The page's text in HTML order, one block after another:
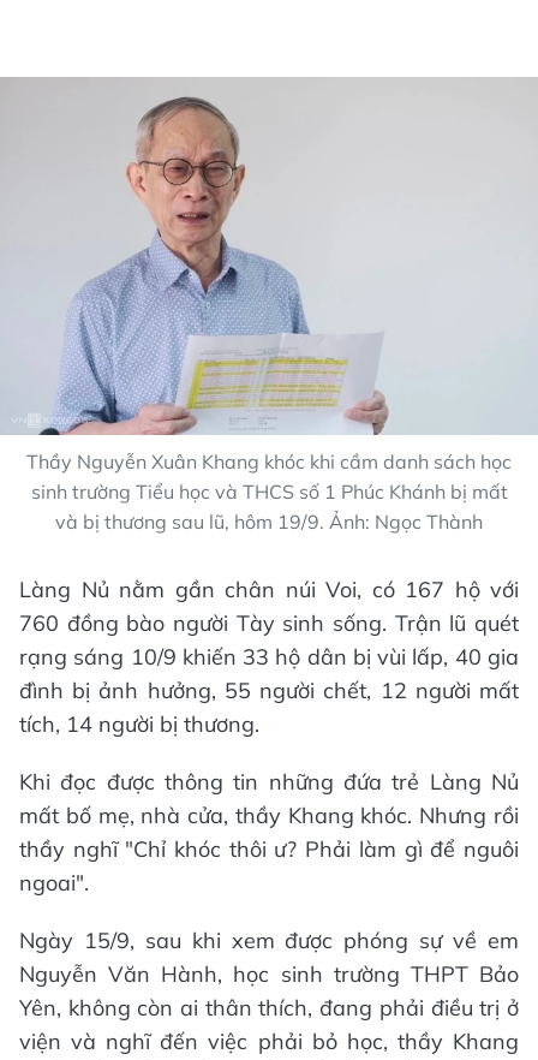
Thầy Nguyễn Xuân Khang khóc khi cầm danh sách học
sinh trường Tiểu học và THCS số 1 Phúc Khánh bị mất
và bị thương sau lũ, hôm 19/9. Ảnh: Ngọc Thành
Làng Nủ nằm gần chân núi Voi, có 167 hộ với
760 đồng bào người Tày sinh sống. Trận lũ quét
rạng sáng 10/9 khiến 33 hộ dân bị vùi lấp, 40 gia
đình bị ảnh hưởng, 55 người chết, 12 người mất
tích, 14 người bị thương.
Khi đọc được thông tin những đứa trẻ Làng Nủ
mất bố mẹ, nhà cửa, thầy Khang khóc. Nhưng rồi
thầy nghĩ "Chỉ khóc thôi ư? Phải làm gì để nguôi
ngoai".
Ngày 15/9, sau khi xem được phóng sự về em
Nguyễn Văn Hành, học sinh trường THPT Bảo
Yên, không còn ai thân thích, đang phải điều trị ở
viện và nghĩ đến việc phải bỏ học, thầy Khang